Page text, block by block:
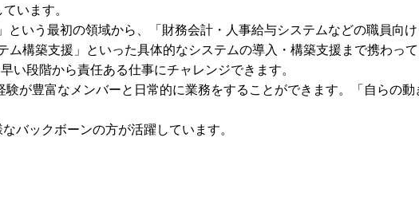
います。
いう最初の領域から、「財務会計・人事給与システムなどの職員向
構築支援」といった具体的なシステムの導入・構築支援まで携わって
い段階から責任ある仕事にチャレンジできます。
が豊富なメンバーと日常的に業務をすることができます。「自らの
バックボーンの方が活躍しています。